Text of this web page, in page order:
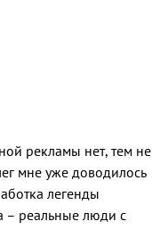
рекламы нет, тем не
мне уже доводилось
легенды
– реальные люди с